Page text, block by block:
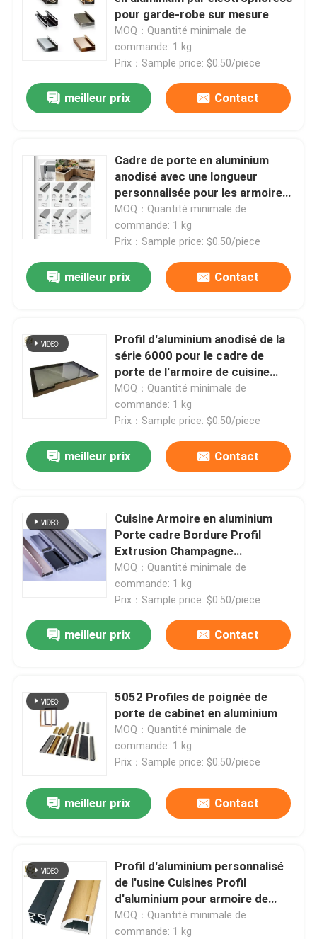
Visite d'usine
Contact
nouvelles
Tous les cas
profils en aluminium pour des fenêtres et des portes
Profil de fenêtre en aluminium
profils en aluminium d'extrusion
Plafond en aluminium
Clôture en verre en aluminium
Profil de bande LED en aluminium
Profil d'aluminium de coin
Tuyau en aluminium de tube
Fabricants de portes et fenêtres en aluminium
Éclairage sur rail magnétique à DEL
Pièces en aluminium CNC
pour garde-robe sur mesure
MOQ：Quantité minimale de
commande: 1 kg
Prix：Sample price: $0.50/piece
meilleur prix Contact
Cadre de porte en aluminium
anodisé avec une longueur
personnalisée pour les armoires
de cuisine
MOQ：Quantité minimale de
commande: 1 kg
Prix：Sample price: $0.50/piece
meilleur prix Contact
Profil d'aluminium anodisé de la
série 6000 pour le cadre de
porte de l'armoire de cuisine
personnalisée
MOQ：Quantité minimale de
commande: 1 kg
Prix：Sample price: $0.50/piece
meilleur prix Contact
Cuisine Armoire en aluminium
Porte cadre Bordure Profil
Extrusion Champagne
Anodisation
MOQ：Quantité minimale de
commande: 1 kg
Prix：Sample price: $0.50/piece
meilleur prix Contact
5052 Profiles de poignée de
porte de cabinet en aluminium
MOQ：Quantité minimale de
commande: 1 kg
Prix：Sample price: $0.50/piece
meilleur prix Contact
Profil d'aluminium personnalisé
de l'usine Cuisines Profil
d'aluminium pour armoire de
cuisine Profil d'aluminium
extrusion
MOQ：Quantité minimale de
commande: 1 kg